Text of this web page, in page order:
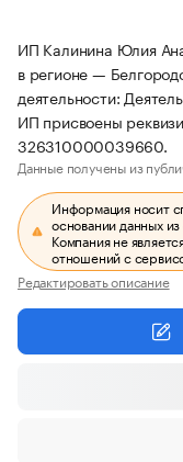
ИП Калинина Юлия
в регионе —
деятельности:
ИП присвоены
326310000039660.
Данные получены из
Информация носит
основании данных
Компания не
отношений с
Редактировать описание